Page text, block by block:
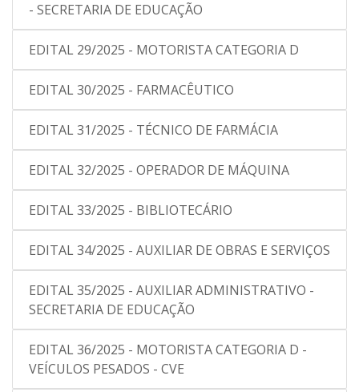
- SECRETARIA DE EDUCAÇÃO
EDITAL 29/2025 - MOTORISTA CATEGORIA D
EDITAL 30/2025 - FARMACÊUTICO
EDITAL 31/2025 - TÉCNICO DE FARMÁCIA
EDITAL 32/2025 - OPERADOR DE MÁQUINA
EDITAL 33/2025 - BIBLIOTECÁRIO
EDITAL 34/2025 - AUXILIAR DE OBRAS E SERVIÇOS
EDITAL 35/2025 - AUXILIAR ADMINISTRATIVO -
SECRETARIA DE EDUCAÇÃO
EDITAL 36/2025 - MOTORISTA CATEGORIA D -
VEÍCULOS PESADOS - CVE